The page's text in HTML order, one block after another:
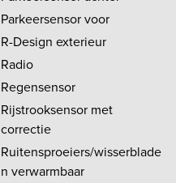
Parkeersensor voor
R-Design exterieur
Radio
Regensensor
Rijstrooksensor met
correctie
Ruitensproeiers/wisserblade
n verwarmbaar